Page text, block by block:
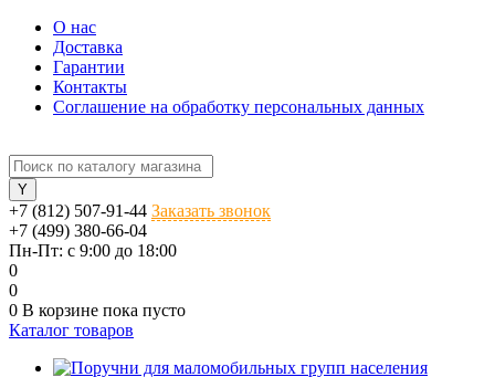
О нас
Доставка
Гарантии
Контакты
Соглашение на обработку персональных данных
+7 (812) 507-91-44 Заказать звонок
+7 (499) 380-66-04
Пн-Пт: с 9:00 до 18:00
0
0
0 В корзине пока пусто
Каталог товаров